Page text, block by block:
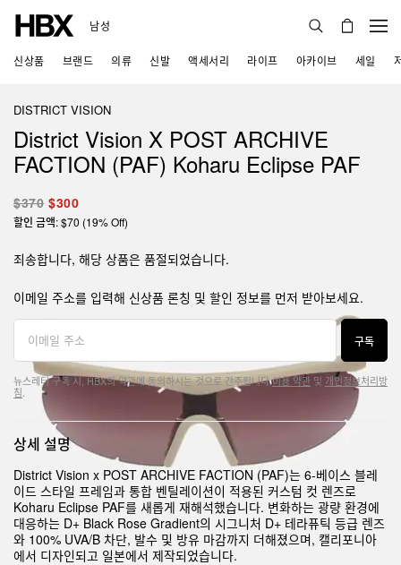
남성
신상품 브랜드 의류 신발 액세서리 라이프 아카이브 세일
DISTRICT VISION
District Vision X POST ARCHIVE
FACTION (PAF) Koharu Eclipse PAF
$370 $300
할인 금액: $70 (19% Off)
죄송합니다, 해당 상품은 품절되었습니다.
이메일 주소를 입력해 신상품 론칭 및 할인 정보를 먼저 받아보세요.
구독
뉴스레터 구독 시, HBX의 약관에 동의하시는 것으로 간주됩니다.이용 약관 및 개인정보처리방
침
상세 설명
District Vision x POST ARCHIVE FACTION (PAF)는 6-베이스 블레
이드 스타일 프레임과 통합 벤틸레이션이 적용된 커스텀 컷 렌즈로
Koharu Eclipse PAF를 새롭게 재해석했습니다. 변화하는 광량 환경에
대응하는 D+ Black Rose Gradient의 시그니처 D+ 테라퓨틱 등급 렌즈
와 100% UVA/B 차단, 발수 및 방유 마감까지 더해졌으며, 캘리포니아
에서 디자인되고 일본에서 제작되었습니다.